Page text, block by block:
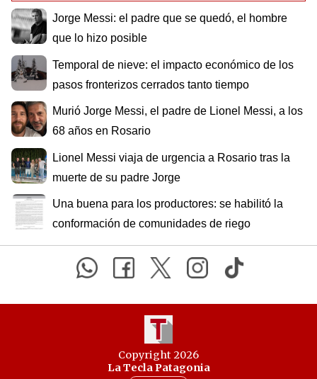
Jorge Messi: el padre que se quedó, el hombre
que lo hizo posible
Temporal de nieve: el impacto económico de los
pasos fronterizos cerrados tanto tiempo
Murió Jorge Messi, el padre de Lionel Messi, a los
68 años en Rosario
Lionel Messi viaja de urgencia a Rosario tras la
muerte de su padre Jorge
Una buena para los productores: se habilitó la
conformación de comunidades de riego
Copyright 2026
La Tecla Patagonia